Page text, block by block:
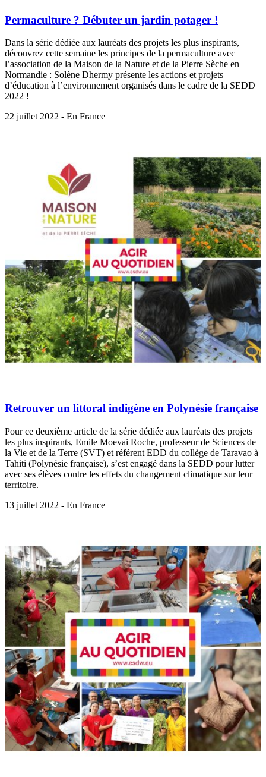
Permaculture ? Débuter un jardin potager !
Dans la série dédiée aux lauréats des projets les plus inspirants,
découvrez cette semaine les principes de la permaculture avec
l’association de la Maison de la Nature et de la Pierre Sèche en
Normandie : Solène Dhermy présente les actions et projets
d’éducation à l’environnement organisés dans le cadre de la SEDD
2022 !
22 juillet 2022 - En France
Retrouver un littoral indigène en Polynésie française
Pour ce deuxième article de la série dédiée aux lauréats des projets
les plus inspirants, Emile Moevai Roche, professeur de Sciences de
la Vie et de la Terre (SVT) et référent EDD du collège de Taravao à
Tahiti (Polynésie française), s’est engagé dans la SEDD pour lutter
avec ses élèves contre les effets du changement climatique sur leur
territoire.
13 juillet 2022 - En France